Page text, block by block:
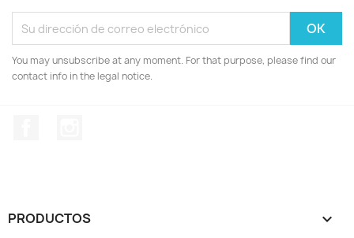
You may unsubscribe at any moment. For that purpose, please find our
contact info in the legal notice.
PRODUCTOS 